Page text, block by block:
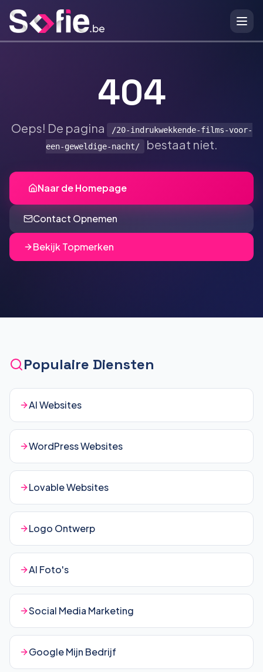
404
Oeps! De pagina
/20-indrukwekkende-films-voor-
een-geweldige-nacht/ bestaat niet.
Naar de Homepage
Contact Opnemen
Bekijk Topmerken
Populaire Diensten
AI Websites
WordPress Websites
Lovable Websites
Logo Ontwerp
AI Foto's
Social Media Marketing
Google Mijn Bedrijf